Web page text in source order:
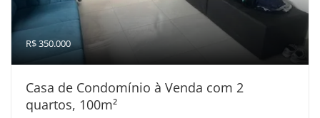
R$ 350.000
Casa de Condomínio à Venda com 2
quartos, 100m²